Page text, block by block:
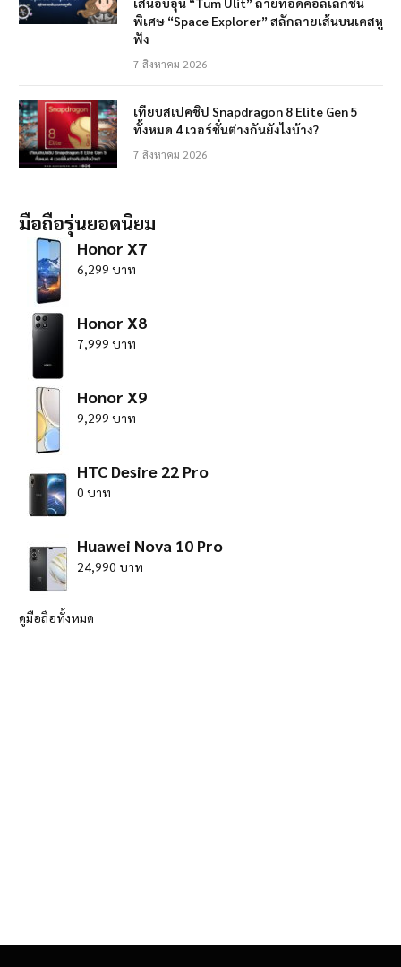
พิเศษ “Space Explorer” สลักลายเส้นบนเคสหู
ฟัง
7 สิงหาคม 2026
เทียบสเปคชิป Snapdragon 8 Elite Gen 5
ทั้งหมด 4 เวอร์ชั่นต่างกันยังไงบ้าง?
7 สิงหาคม 2026
มือถือรุ่นยอดนิยม
Honor X7
6,299 บาท
Honor X8
7,999 บาท
Honor X9
9,299 บาท
HTC Desire 22 Pro
0 บาท
Huawei Nova 10 Pro
24,990 บาท
ดูมือถือทั้งหมด